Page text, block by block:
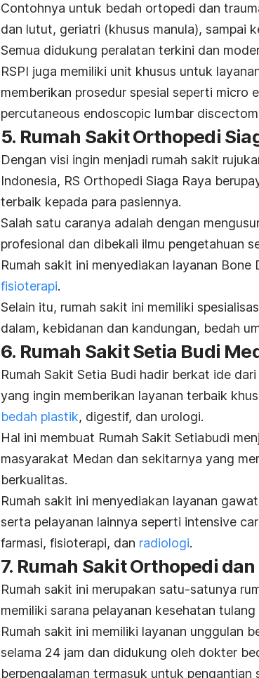
Contohnya untuk bedah ortopedi dan
dan lutut, geriatri (khusus manula), sampai
Semua didukung peralatan terkini dan
RSPI juga memiliki unit khusus untuk
memberikan prosedur spesial seperti micro
percutaneous endoscopic lumbar
5. Rumah Sakit Orthopedi
Dengan visi ingin menjadi rumah sakit
Indonesia, RS Orthopedi Siaga Raya
terbaik kepada para pasiennya.
Salah satu caranya adalah dengan
profesional dan dibekali ilmu pengetahuan
Rumah sakit ini menyediakan layanan Bone
fisioterapi.
Selain itu, rumah sakit ini memiliki
dalam, kebidanan dan kandungan, bedah
6. Rumah Sakit Setia Budi
Rumah Sakit Setia Budi hadir berkat ide
yang ingin memberikan layanan terbaik
bedah plastik, digestif, dan urologi.
Hal ini membuat Rumah Sakit Setiabudi
masyarakat Medan dan sekitarnya yang
berkualitas.
Rumah sakit ini menyediakan layanan
serta pelayanan lainnya seperti intensive
farmasi, fisioterapi, dan radiologi.
7. Rumah Sakit Orthopedi
Rumah sakit ini merupakan satu-satunya
memiliki sarana pelayanan kesehatan
Rumah sakit ini memiliki layanan unggulan
selama 24 jam dan didukung oleh dokter
berpengalaman termasuk untuk pengantian